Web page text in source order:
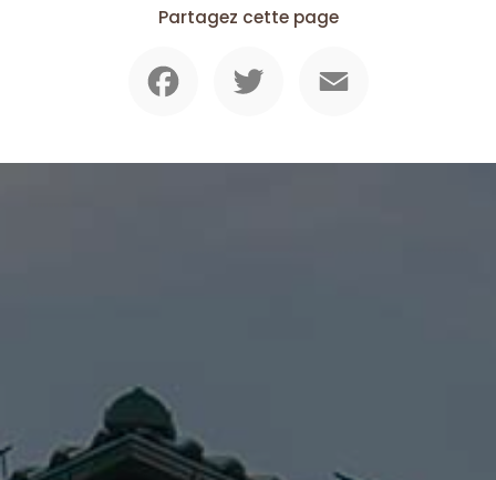
Partagez cette page